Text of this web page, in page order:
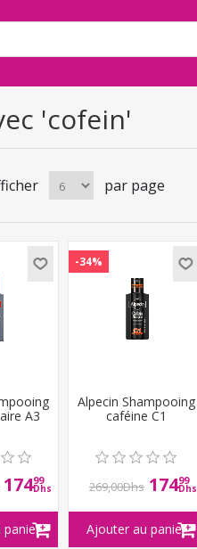
'cofein'
par page
A3
17499
Dhs
-34%
Alpecin Shampooing
caféine C1
269,00Dhs 17499
Dhs